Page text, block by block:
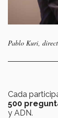
Pablo Kuri,
Cada
500
y ADN.